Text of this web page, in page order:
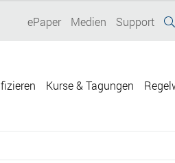
ePaper Medien Support
Kurse & Tagungen